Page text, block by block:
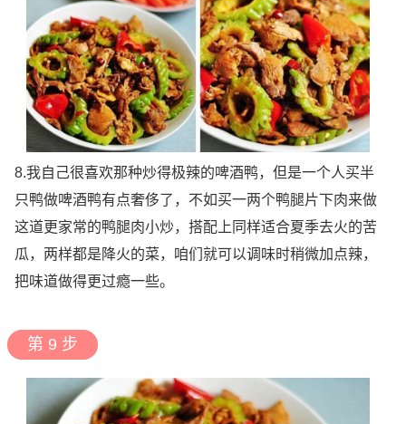
8.我自己很喜欢那种炒得极辣的啤酒鸭，但是一个人买半
只鸭做啤酒鸭有点奢侈了，不如买一两个鸭腿片下肉来做
这道更家常的鸭腿肉小炒，搭配上同样适合夏季去火的苦
瓜，两样都是降火的菜，咱们就可以调味时稍微加点辣，
把味道做得更过瘾一些。
第 9 步